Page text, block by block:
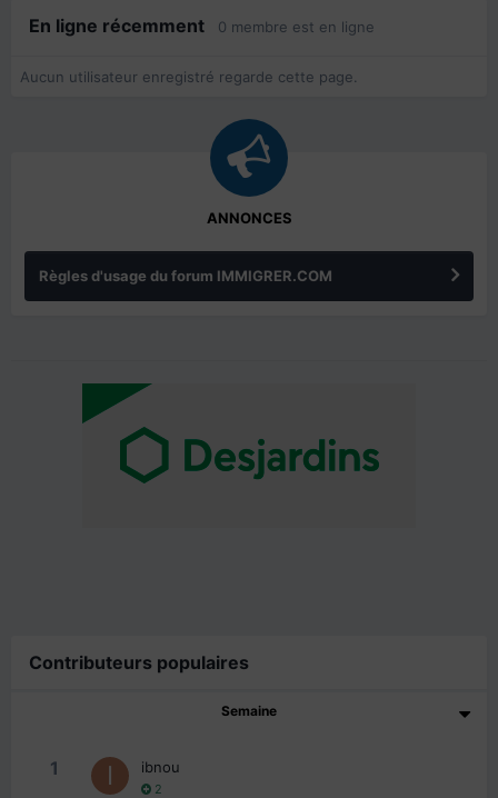
En ligne récemment 0 membre est en ligne
Aucun utilisateur enregistré regarde cette page.
ANNONCES
Règles d'usage du forum IMMIGRER.COM
Contributeurs populaires
Semaine
1 ibnou
2